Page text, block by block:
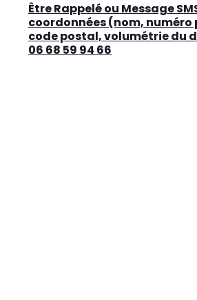
Être Rappelé ou Message
coordonnées (nom, numéro
code postal, volumétrie du
06 68 59 94 66